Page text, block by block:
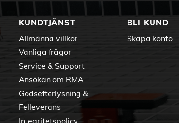
KUNDTJÄNST
Allmänna villkor
Vanliga frågor
Service & Support
Ansökan om RMA
Godsefterlysning &
Felleverans
Integritetspolicy
BLI KUND
Skapa konto